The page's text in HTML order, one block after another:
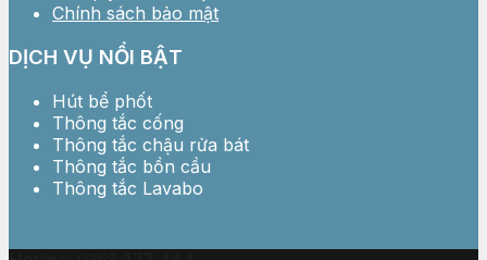
Chính sách bảo mật
DỊCH VỤ NỔI BẬT
Hút bể phốt
Thông tắc cống
Thông tắc chậu rửa bát
Thông tắc bồn cầu
Thông tắc Lavabo